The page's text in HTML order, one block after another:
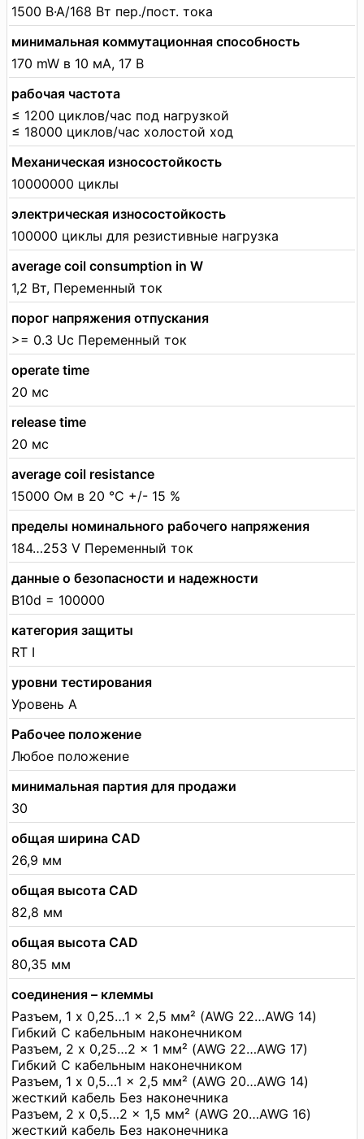
1500 В·А/168 Вт пер./пост. тока
минимальная коммутационная способность
170 mW в 10 мА, 17 В
рабочая частота
≤ 1200 циклов/час под нагрузкой
≤ 18000 циклов/час холостой ход
Механическая износостойкость
10000000 циклы
электрическая износостойкость
100000 циклы для резистивные нагрузка
average coil consumption in W
1,2 Вт, Переменный ток
порог напряжения отпускания
>= 0.3 Uc Переменный ток
operate time
20 мс
release time
20 мс
average coil resistance
15000 Ом в 20 °C +/- 15 %
пределы номинального рабочего напряжения
184…253 V Переменный ток
данные о безопасности и надежности
B10d = 100000
категория защиты
RT I
уровни тестирования
Уровень А
Рабочее положение
Любое положение
минимальная партия для продажи
30
общая ширина CAD
26,9 мм
общая высота CAD
82,8 мм
общая высота CAD
80,35 мм
соединения – клеммы
Разъем, 1 x 0,25…1 x 2,5 мм² (AWG 22…AWG 14)
Гибкий С кабельным наконечником
Разъем, 2 x 0,25…2 x 1 мм² (AWG 22…AWG 17)
Гибкий С кабельным наконечником
Разъем, 1 x 0,5…1 x 2,5 мм² (AWG 20…AWG 14)
жесткий кабель Без наконечника
Разъем, 2 x 0,5…2 x 1,5 мм² (AWG 20…AWG 16)
жесткий кабель Без наконечника